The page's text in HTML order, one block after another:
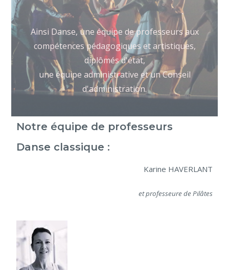
Ainsi Danse, une équipe de professeurs aux
compétences pédagogiques et artistiques,
diplômés d'état,
une équipe administrative et un Conseil
d'administration.
Notre équipe de professeurs
Danse classique :
Karine HAVERLANT
et professeure de Pilâtes